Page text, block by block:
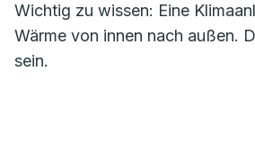
Wichtig zu wissen: Eine
Wärme von innen nach außen.
sein.